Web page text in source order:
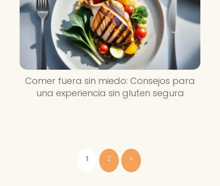
Comer fuera sin miedo: Consejos para
una experiencia sin gluten segura
1 2 »